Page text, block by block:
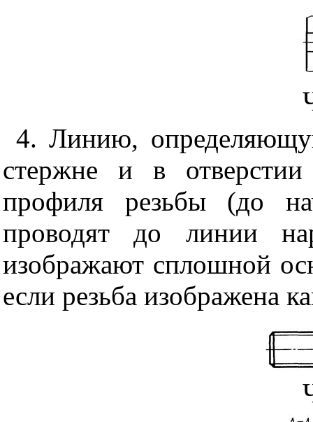
4. Линию,
стержне и в
профиля резьбы (до
проводят до линии
изображают сплошной
если резьба изображена